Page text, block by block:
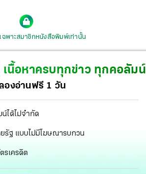
ฉพาะสมาชิกหนังสือพิมพ์เท่านั้น
เนื้อหาครบทุกข่าว ทุกคอลัมน์
องอ่านฟรี 1 วัน
ได้ไม่จำกัด
ยรัฐ แบบไม่มีโฆษณารบกวน
รเครดิต